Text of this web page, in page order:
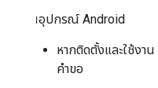
ในอุปกรณ์ Android
หากติดตั้งและใช้งาน
คําขอ